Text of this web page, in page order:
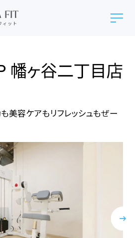
ヶ谷二丁目店
美容ケアもリフレッシュもぜー